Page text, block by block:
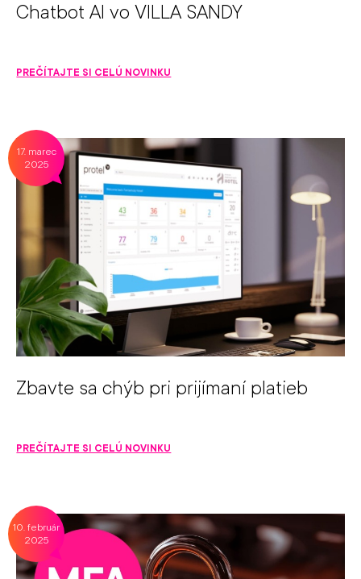
Chatbot AI vo VILLA SANDY
PREČÍTAJTE SI CELÚ NOVINKU
Zbavte sa chýb pri prijímaní platieb
PREČÍTAJTE SI CELÚ NOVINKU
17. marec
2025
10. február
2025